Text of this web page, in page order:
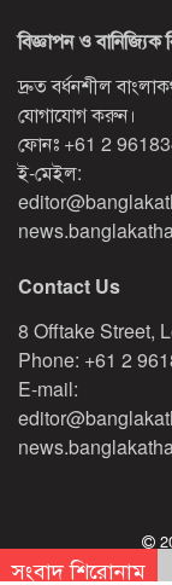
সংবাদ শিরোনাম
বিজ্ঞাপন ও বানিজ্যিক
দ্রুত বর্ধনশীল
যোগাযোগ করুন।
ফোনঃ +61 2
ই-মেইল:
Contact Us
8 Offtake Street,
Phone: +61 2
E-mail: